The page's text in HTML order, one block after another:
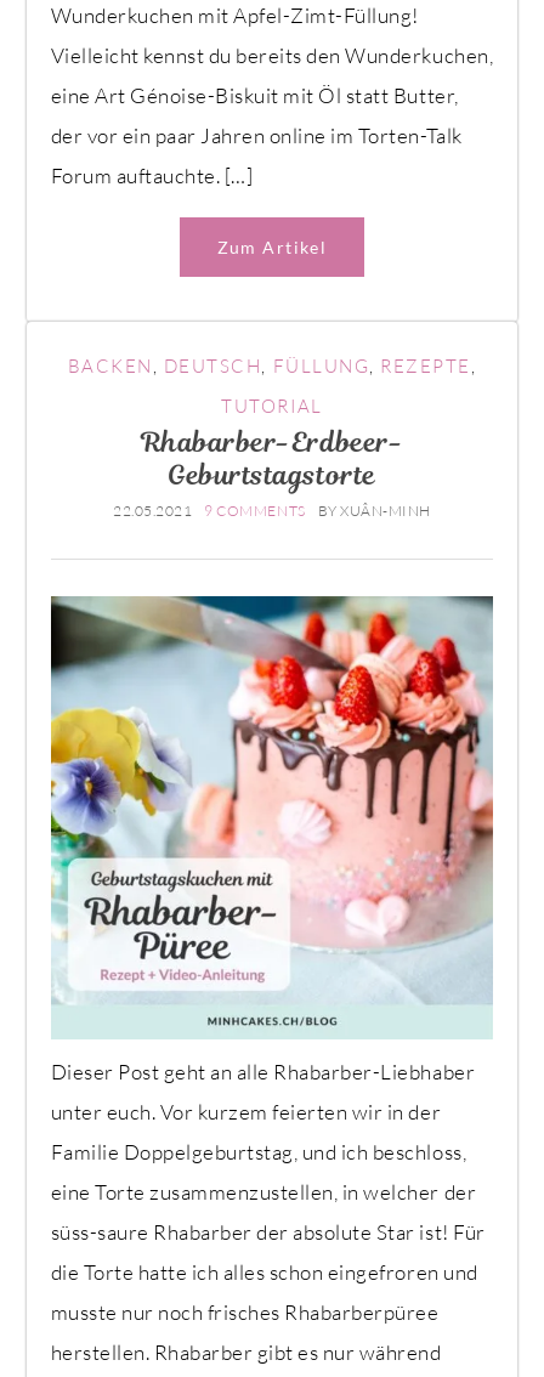
Wunderkuchen mit Apfel-Zimt-Füllung!
Vielleicht kennst du bereits den Wunderkuchen,
eine Art Génoise-Biskuit mit Öl statt Butter,
der vor ein paar Jahren online im Torten-Talk
Forum auftauchte. […]
Zum Artikel
BACKEN DEUTSCH FÜLLUNG REZEPTE
TUTORIAL
Rhabarber-Erdbeer-
Geburtstagstorte
22.05.2021 9 COMMENTS BYXUÂN-MINH
Dieser Post geht an alle Rhabarber-Liebhaber
unter euch. Vor kurzem feierten wir in der
Familie Doppelgeburtstag, und ich beschloss,
eine Torte zusammenzustellen, in welcher der
süss-saure Rhabarber der absolute Star ist! Für
die Torte hatte ich alles schon eingefroren und
musste nur noch frisches Rhabarberpüree
herstellen. Rhabarber gibt es nur während